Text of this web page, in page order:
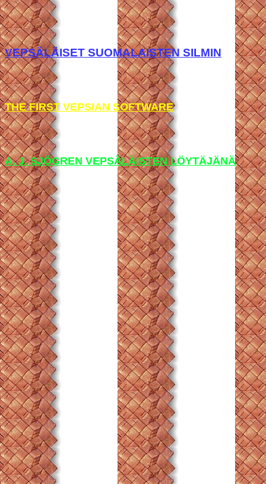
VEPSÄLÄISET SUOMALAISTEN SILMIN
THE FIRST VEPSIAN SOFTWARE
A. J. SJÖGREN VEPSÄLÄISTEN LÖYTÄJÄNÄ